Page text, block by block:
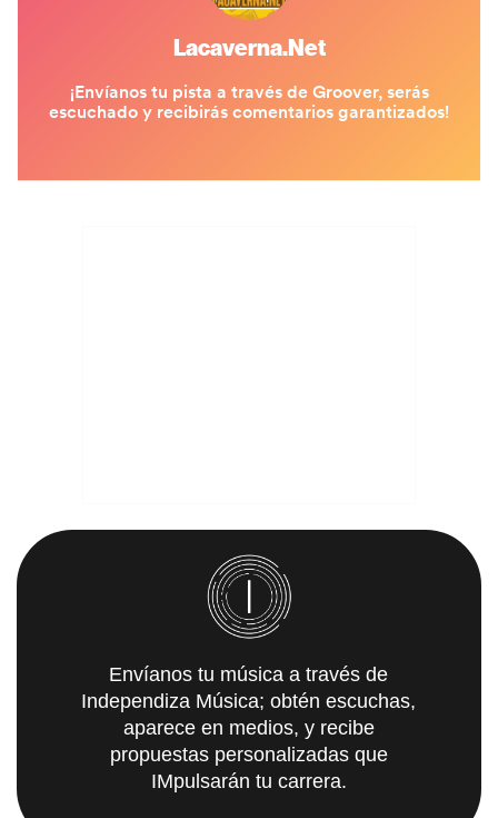
Envíanos tu música a través de
Independiza Música; obtén escuchas,
aparece en medios, y recibe
propuestas personalizadas que
IMpulsarán tu carrera.